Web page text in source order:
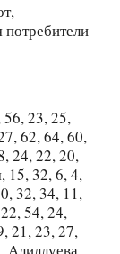
56, 23, 25,
62, 64, 60,
24, 22, 20,
15, 32, 6, 4,
32, 34, 11,
54, 24,
21, 23, 27,